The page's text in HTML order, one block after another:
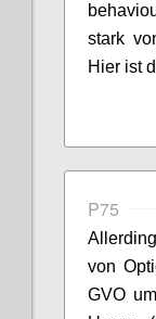
stark
Hier ist
P75
von
GVO